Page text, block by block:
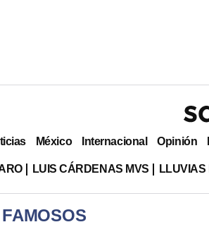
México Internacional Opinión
LUIS CÁRDENAS MVS LLUVIAS
FAMOSOS